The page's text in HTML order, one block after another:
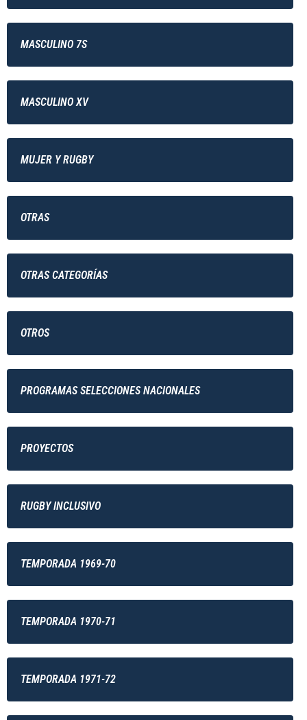
MASCULINO 7S
MASCULINO XV
MUJER Y RUGBY
OTRAS
OTRAS CATEGORÍAS
OTROS
PROGRAMAS SELECCIONES NACIONALES
PROYECTOS
RUGBY INCLUSIVO
TEMPORADA 1969-70
TEMPORADA 1970-71
TEMPORADA 1971-72